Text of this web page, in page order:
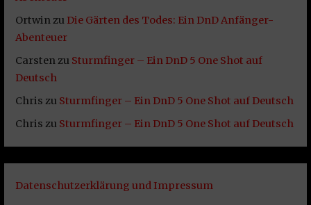
Ortwin zu Die Gärten des Todes: Ein DnD Anfänger-
Abenteuer
Carsten zu Sturmfinger – Ein DnD 5 One Shot auf
Deutsch
Chris zu Sturmfinger – Ein DnD 5 One Shot auf Deutsch
Chris zu Sturmfinger – Ein DnD 5 One Shot auf Deutsch
Datenschutzerklärung und Impressum